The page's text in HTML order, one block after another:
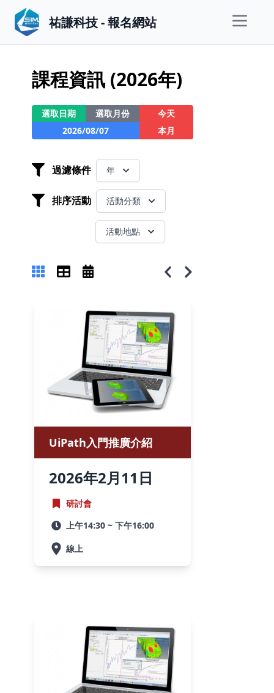
祐謙科技 - 報名網站
課程資訊 (2026年)
選取日期 選取月份
今天
2026/08/07
本月
過濾條件 年
排序活動 活動分類
活動地點
UiPath入門推廣介紹
2026年2月11 日
研討會
上午14:30 ~ 下午16:00
線上